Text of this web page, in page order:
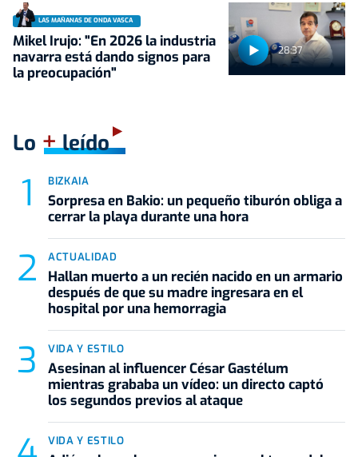
28:37
LAS MAÑANAS DE ONDA VASCA
Mikel Irujo: "En 2026 la industria
navarra está dando signos para
la preocupación"
Lo +leído
BIZKAIA
Sorpresa en Bakio: un pequeño tiburón obliga a
cerrar la playa durante una hora
ACTUALIDAD
Hallan muerto a un recién nacido en un armario
después de que su madre ingresara en el
hospital por una hemorragia
VIDA Y ESTILO
Asesinan al influencer César Gastélum
mientras grababa un vídeo: un directo captó
los segundos previos al ataque
VIDA Y ESTILO